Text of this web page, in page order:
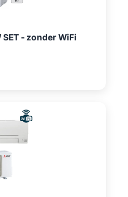
SET - zonder WiFi